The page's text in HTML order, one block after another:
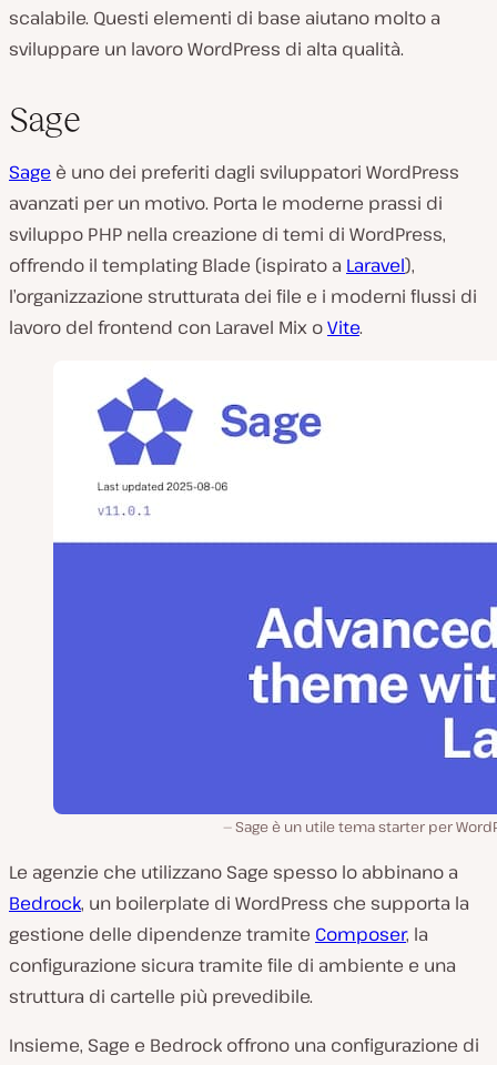
scalabile. Questi elementi di base aiutano molto a
sviluppare un lavoro WordPress di alta qualità.
Sage
Sage è uno dei preferiti dagli sviluppatori WordPress
avanzati per un motivo. Porta le moderne prassi di
sviluppo PHP nella creazione di temi di WordPress,
offrendo il templating Blade (ispirato a Laravel),
l’organizzazione strutturata dei file e i moderni flussi di
lavoro del frontend con Laravel Mix oVite.
Sage è un utile tema starter per
Le agenzie che utilizzano Sage spesso lo abbinano a
Bedrock, un boilerplate di WordPress che supporta la
gestione delle dipendenze tramite Composer, la
configurazione sicura tramite file di ambiente e una
struttura di cartelle più prevedibile.
Insieme, Sage e Bedrock offrono una configurazione di